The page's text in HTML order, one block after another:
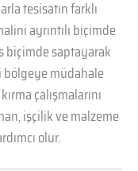
tesisatın farklı
ayrıntılı biçimde
biçimde saptayarak
bölgeye müdahale
çalışmalarını
işçilik ve malzeme
olur.